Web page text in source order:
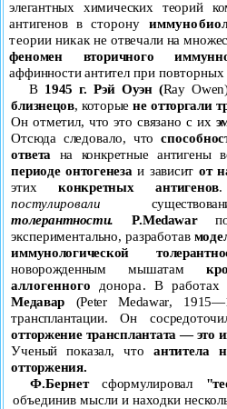
элегантных химических теорий
антигенов всторону
теории никакне отвечали на
феномен вторичного
аффинности антител при
В 1945 г. Рэй Оуэн (Ray Owen
близнецов, которыене отторгали
Он отметил, что это связано с их
Отсюда следовало, что
ответа на конкретные антигены
периоде онтогенеза и зависит от
этихконкретных антигенов
постулировали
толерантности.
P.Medawar
экспериментально, разработав мо
иммунологической
новорожденным мышатам
аллогенного донора. В
Медавар (Peter Medawar,
трансплантации. Он
отторжение трансплантата — это
Ученый показал, что антитела
отторжения.
Ф.Бернетсформулировал
объединив мысли и находки